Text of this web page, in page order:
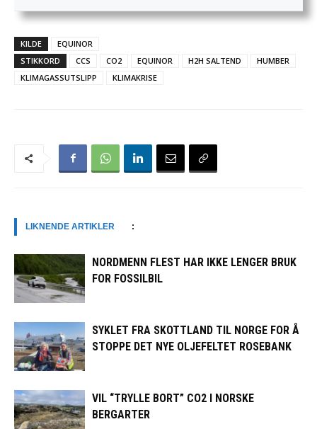
KILDE
EQUINOR
STIKKORD
CCS CO2 EQUINOR H2H SALTEND
HUMBER
KLIMAGASSUTSLIPP
KLIMAKRISE
LIKNENDE ARTIKLER :
NORDMENN FLEST HAR IKKE LENGER BRUK
FOR FOSSILBIL
SYKLET FRA SKOTTLAND TIL NORGE FOR Å
STOPPE DET NYE OLJEFELTET ROSEBANK
VIL “TRYLLE BORT” CO2 I NORSKE
BERGARTER